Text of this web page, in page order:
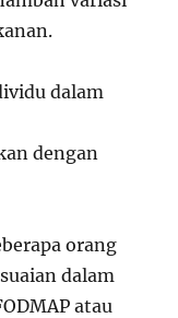
dalam
dengan
orang
dalam
atau